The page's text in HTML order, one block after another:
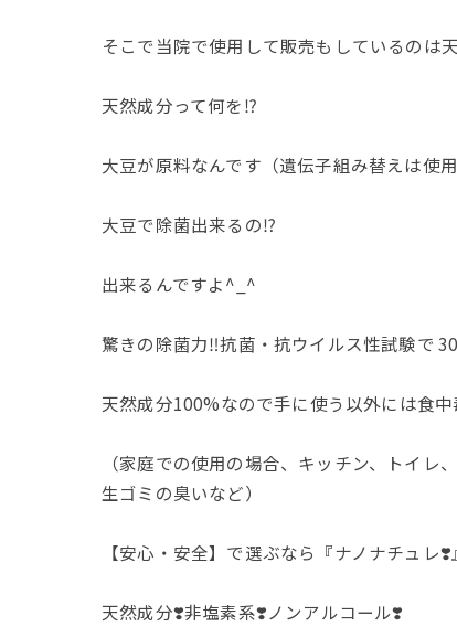
そこで当院で使用して販売もしているのは
天然成分って何を⁉️
大豆が原料なんです（遺伝子組み替えは使
大豆で除菌出来るの⁉️
出来るんですよ^_^
驚きの除菌力‼️抗菌・抗ウイルス性試験で
天然成分100%なので手に使う以外には食
（家庭での使用の場合、キッチン、トイ
生ゴミの臭いなど）
【安心・安全】で選ぶなら『ナノナチュレ❣️』
天然成分❣️非塩素系❣️ノンアルコール❣️